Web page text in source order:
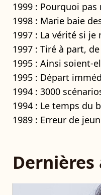
1999 : Pourquoi
1998 : Marie baie
1997 : La vérité si je
1997 : Tiré à part,
1995 : Ainsi soient-
1995 : Départ
1994 : 3000
1994 : Le temps du
1989 : Erreur de